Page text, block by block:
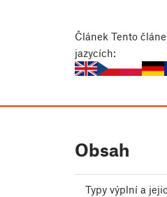
Článek Tento
jazycích:
Obsah
Typy výplní a